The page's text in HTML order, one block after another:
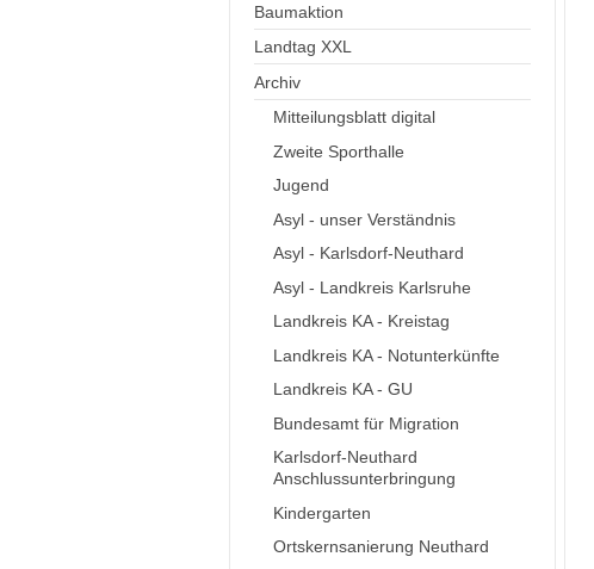
Baumaktion
Landtag XXL
Archiv
Mitteilungsblatt digital
Zweite Sporthalle
Jugend
Asyl - unser Verständnis
Asyl - Karlsdorf-Neuthard
Asyl - Landkreis Karlsruhe
Landkreis KA - Kreistag
Landkreis KA - Notunterkünfte
Landkreis KA - GU
Bundesamt für Migration
Karlsdorf-Neuthard
Anschlussunterbringung
Kindergarten
Ortskernsanierung Neuthard